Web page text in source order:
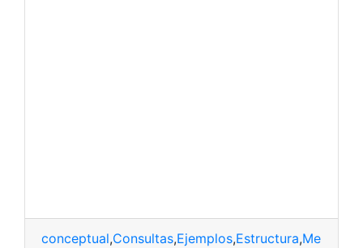
conceptual,Consultas,Ejemplos,Estructura,